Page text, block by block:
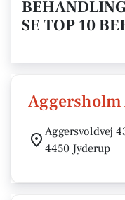
SE TOP 10
Aggersvoldvej
4450 Jyderup